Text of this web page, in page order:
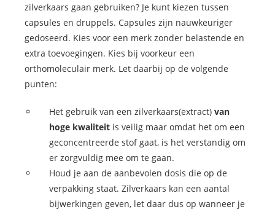
zilverkaars gaan gebruiken? Je kunt kiezen tussen
capsules en druppels. Capsules zijn nauwkeuriger
gedoseerd. Kies voor een merk zonder belastende en
extra toevoegingen. Kies bij voorkeur een
orthomoleculair merk. Let daarbij op de volgende
punten:
Het gebruik van een zilverkaars(extract)van
hoge kwaliteit is veilig maar omdat het om een
geconcentreerde stof gaat, is het verstandig om
er zorgvuldig mee om te gaan.
Houd je aan de aanbevolen dosis die op de
verpakking staat. Zilverkaars kan een aantal
bijwerkingen geven, let daar dus op wanneer je